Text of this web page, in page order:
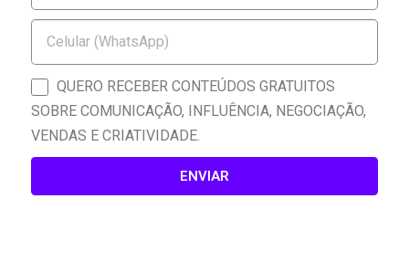
QUERO RECEBER CONTEÚDOS GRATUITOS
SOBRE COMUNICAÇÃO, INFLUÊNCIA, NEGOCIAÇÃO,
VENDAS E CRIATIVIDADE.
ENVIAR